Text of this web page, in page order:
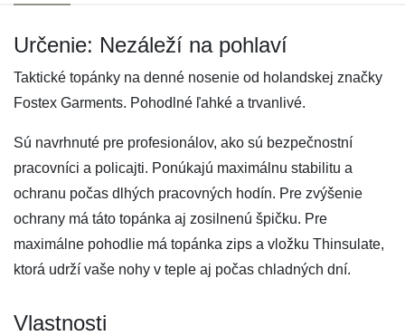
Určenie: Nezáleží na pohlaví
Taktické topánky na denné nosenie od holandskej značky
Fostex Garments. Pohodlné ľahké a trvanlivé.
Sú navrhnuté pre profesionálov, ako sú bezpečnostní
pracovníci a policajti. Ponúkajú maximálnu stabilitu a
ochranu počas dlhých pracovných hodín. Pre zvýšenie
ochrany má táto topánka aj zosilnenú špičku. Pre
maximálne pohodlie má topánka zips a vložku Thinsulate,
ktorá udrží vaše nohy v teple aj počas chladných dní.
Vlastnosti